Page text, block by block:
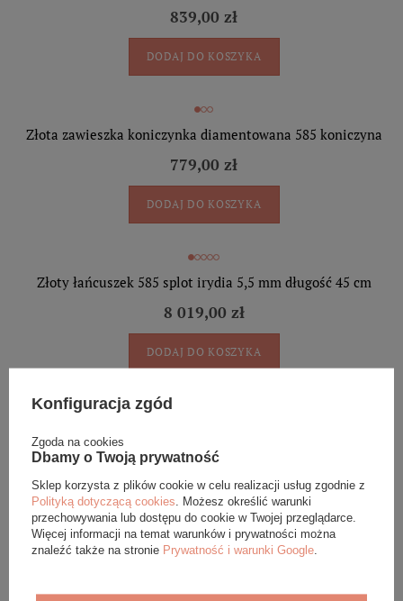
839,00 zł
DODAJ DO KOSZYKA
Złota zawieszka koniczynka diamentowana 585 koniczyna
779,00 zł
DODAJ DO KOSZYKA
Złoty łańcuszek 585 splot irydia 5,5 mm długość 45 cm
8 019,00 zł
DODAJ DO KOSZYKA
9 559,00 zł
DODAJ DO KOSZYKA
585 cyrkonie
Konfiguracja zgód
Zgoda na cookies
Dbamy o Twoją prywatność
Sklep korzysta z plików cookie w celu realizacji usług zgodnie z
Polityką dotyczącą cookies . Możesz określić warunki
przechowywania lub dostępu do cookie w Twojej przeglądarce.
Więcej informacji na temat warunków i prywatności można
znaleźć także na stronie Prywatność i warunki Google